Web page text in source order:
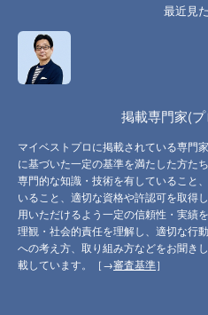
最近見
掲載専門家(
マイベストプロに掲載されている専門
に基づいた一定の基準を満たした方た
専門的な知識・技術を有していること
いること、適切な資格や許認可を取得
用いただけるよう一定の信頼性・実績
理観・社会的責任を理解し、適切な行
への考え方、取り組み方などをお聞き
載しています。［→審査基準］